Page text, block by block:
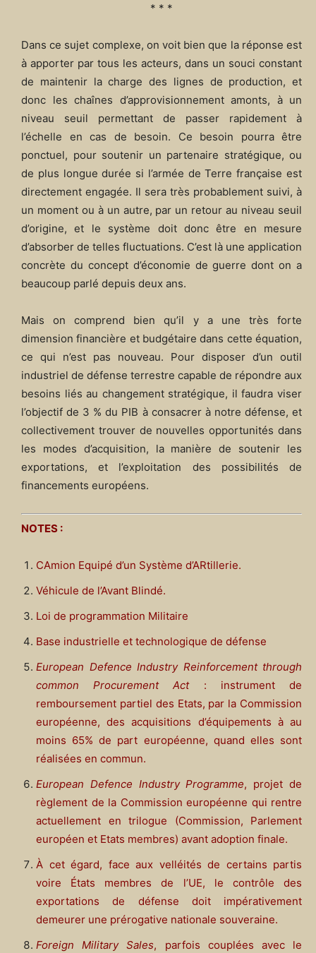
* * *
Dans ce sujet complexe, on voit bien que la réponse est
à apporter par tous les acteurs, dans un souci constant
de maintenir la charge des lignes de production, et
donc les chaînes d’approvisionnement amonts, à un
niveau seuil permettant de passer rapidement à
l’échelle en cas de besoin. Ce besoin pourra être
ponctuel, pour soutenir un partenaire stratégique, ou
de plus longue durée si l’armée de Terre française est
directement engagée. Il sera très probablement suivi, à
un moment ou à un autre, par un retour au niveau seuil
d’origine, et le système doit donc être en mesure
d’absorber de telles fluctuations. C’est là une application
concrète du concept d’économie de guerre dont on a
beaucoup parlé depuis deux ans.
Mais on comprend bien qu’il y a une très forte
dimension financière et budgétaire dans cette équation,
ce qui n’est pas nouveau. Pour disposer d’un outil
industriel de défense terrestre capable de répondre aux
besoins liés au changement stratégique, il faudra viser
l’objectif de 3 % du PIB à consacrer à notre défense, et
collectivement trouver de nouvelles opportunités dans
les modes d’acquisition, la manière de soutenir les
exportations, et l’exploitation des possibilités de
financements européens.
NOTES :
CAmion Equipé d’un Système d’ARtillerie.
Véhicule de l’Avant Blindé.
Loi de programmation Militaire
Base industrielle et technologique de défense
European Defence Industry Reinforcement through
common Procurement Act: instrument de
remboursement partiel des Etats, par la Commission
européenne, des acquisitions d’équipements à au
moins 65% de part européenne, quand elles sont
réalisées en commun.
European Defence Industry Programme, projet de
règlement de la Commission européenne qui rentre
actuellement en trilogue (Commission, Parlement
européen et Etats membres) avant adoption finale.
À cet égard, face aux velléités de certains partis
voire États membres de l’UE, le contrôle des
exportations de défense doit impérativement
demeurer une prérogative nationale souveraine.
Foreign Military Sales, parfois couplées avec le